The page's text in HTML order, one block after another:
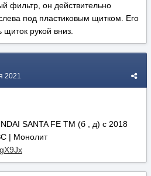
фильтр, он действительно
под пластиковым щитком. Его
рукой вниз.
2021
SANTA FE TM (б , д) с 2018
| Монолит